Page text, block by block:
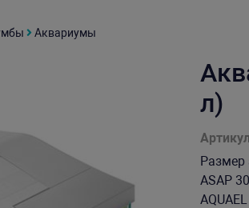
Аквариумы
л)
Размер
ASAP